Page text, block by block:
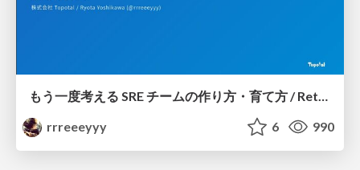
もう一度考える SRE チームの作り方・育て方 / Rethinking SRE #1: Building and Growing SRE Teams
rrreeeyyy
6 990